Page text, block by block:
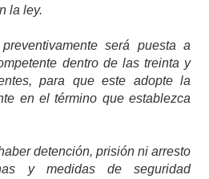
la ley.
será puesta a
dentro de las treinta y
para que este adopte la
en el término que establezca
detención, prisión ni arresto
y medidas de seguridad